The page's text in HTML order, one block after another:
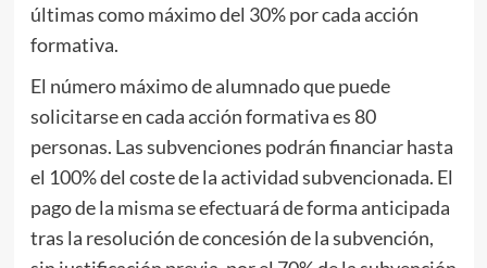
últimas como máximo del 30% por cada acción
formativa.
El número máximo de alumnado que puede
solicitarse en cada acción formativa es 80
personas. Las subvenciones podrán financiar hasta
el 100% del coste de la actividad subvencionada. El
pago de la misma se efectuará de forma anticipada
tras la resolución de concesión de la subvención,